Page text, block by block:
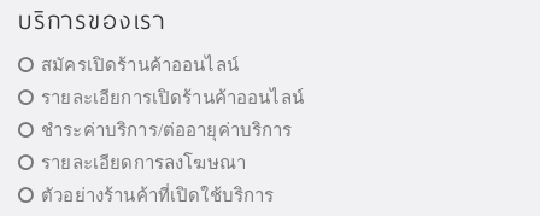
บริการของเรา
สมัครเปิดร้านค้าออนไลน์
รายละเอียการเปิดร้านค้าออนไลน์
ชำระค่าบริการ/ต่ออายุค่าบริการ
รายละเอียดการลงโฆษณา
ตัวอย่างร้านค้าที่เปิดใช้บริการ